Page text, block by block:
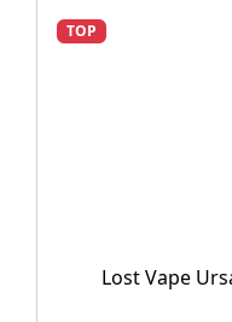
TOP
Lost Vape